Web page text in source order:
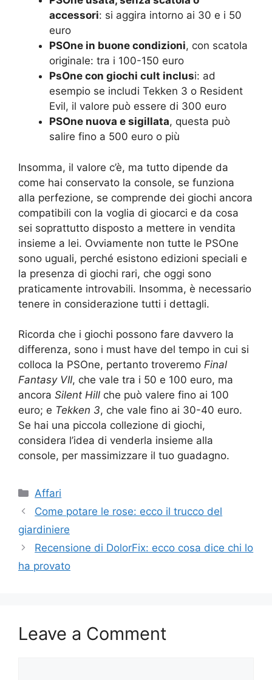
accessori: si aggira intorno ai 30 e i 50
euro
PSOne in buone condizioni, con scatola
originale: tra i 100-150 euro
PsOne con giochi cult inclusi: ad
esempio se includi Tekken 3 o Resident
Evil, il valore può essere di 300 euro
PSOne nuova e sigillata, questa può
salire fino a 500 euro o più
Insomma, il valore c’è, ma tutto dipende da
come hai conservato la console, se funziona
alla perfezione, se comprende dei giochi ancora
compatibili con la voglia di giocarci e da cosa
sei soprattutto disposto a mettere in vendita
insieme a lei. Ovviamente non tutte le PSOne
sono uguali, perché esistono edizioni speciali e
la presenza di giochi rari, che oggi sono
praticamente introvabili. Insomma, è necessario
tenere in considerazione tutti i dettagli.
Ricorda che i giochi possono fare davvero la
differenza, sono i must have del tempo in cui si
colloca la PSOne, pertanto troveremo Final
Fantasy VII, che vale tra i 50 e 100 euro, ma
ancora Silent Hill che può valere fino ai 100
euro; e Tekken 3, che vale fino ai 30-40 euro.
Se hai una piccola collezione di giochi,
considera l’idea di venderla insieme alla
console, per massimizzare il tuo guadagno.
Categories
Affari
Come potare le rose: ecco il trucco del
giardiniere
Recensione di DolorFix: ecco cosa dice chi lo
ha provato
Leave a Comment